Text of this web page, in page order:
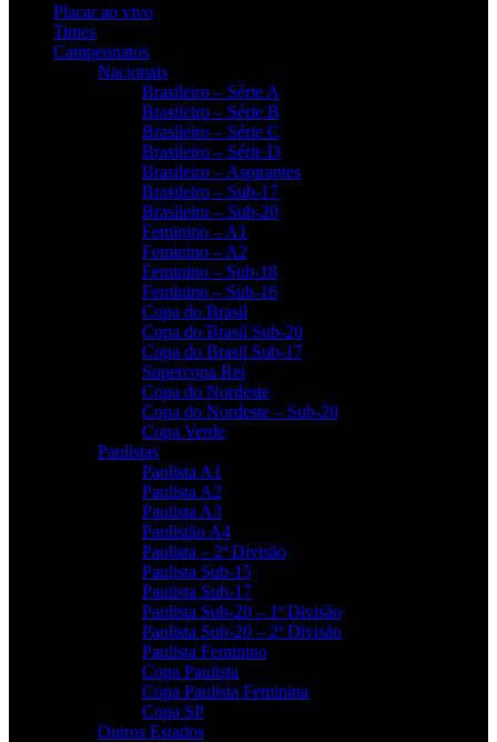
Placar ao vivo
Times
Campeonatos
Nacionais
Brasileiro – Série A
Brasileiro – Série B
Brasileiro – Série C
Brasileiro – Série D
Brasileiro – Aspirantes
Brasileiro – Sub-17
Brasileiro – Sub-20
Feminino – A1
Feminino – A2
Feminino – Sub-18
Feminino – Sub-16
Copa do Brasil
Copa do Brasil Sub-20
Copa do Brasil Sub-17
Supercopa Rei
Copa do Nordeste
Copa do Nordeste – Sub-20
Copa Verde
Paulistas
Paulista A1
Paulista A2
Paulista A3
Paulistão A4
Paulista – 2ª Divisão
Paulista Sub-15
Paulista Sub-17
Paulista Sub-20 – 1ª Divisão
Paulista Sub-20 – 2ª Divisão
Paulista Feminino
Copa Paulista
Copa Paulista Feminina
Copa SP
Outros Estados